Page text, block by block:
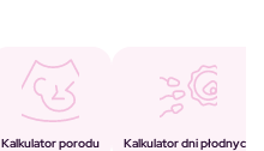
Kalkulator porodu Kalkulator dni płodnych